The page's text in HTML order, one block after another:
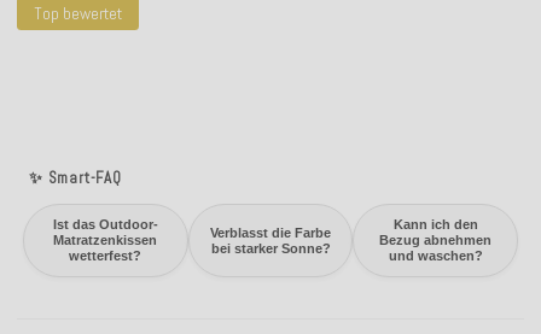
Top bewertet
✨ Smart-FAQ
Ist das Outdoor-
Matratzenkissen
wetterfest?
Verblasst die Farbe
bei starker Sonne?
Kann ich den
Bezug abnehmen
und waschen?